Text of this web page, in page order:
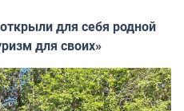
для себя родной
для своих»